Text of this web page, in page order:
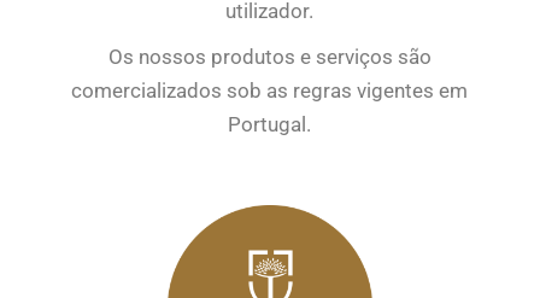
utilizador.
Os nossos produtos e serviços são
comercializados sob as regras vigentes em
Portugal.